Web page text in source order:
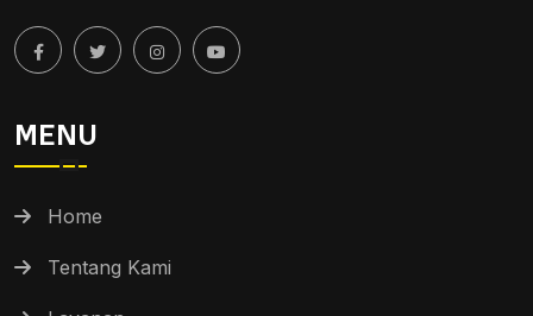
MENU
Home
Tentang Kami